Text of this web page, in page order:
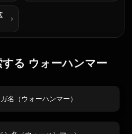
る ウォーハンマー
名（ウォーハンマー）